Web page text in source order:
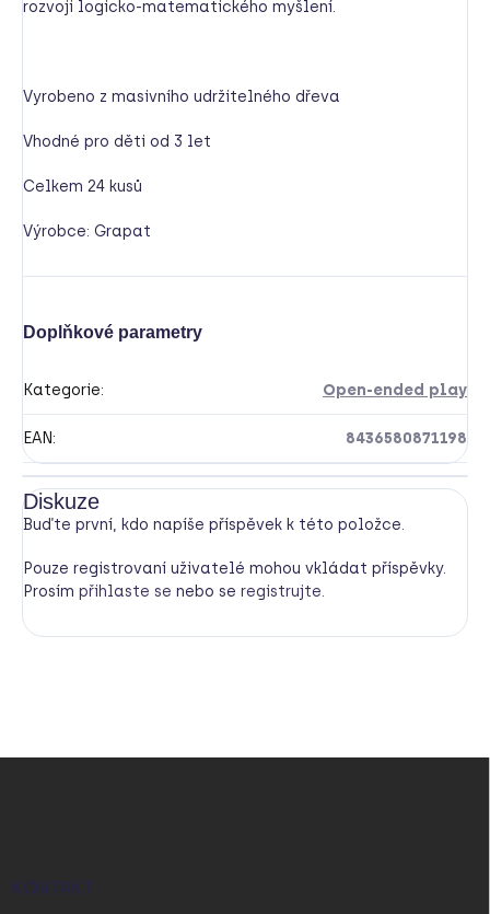
rozvoji logicko-matematického myšlení.
Vyrobeno z masivního udržitelného dřeva
Vhodné pro děti od 3 let
Celkem 24 kusů
Výrobce: Grapat
Doplňkové parametry
Kategorie: Open-ended play
EAN: 8436580871198
Diskuze
Buďte první, kdo napíše příspěvek k této položce.
Pouze registrovaní uživatelé mohou vkládat příspěvky.
Prosím přihlaste se nebo se registrujte.
KONTAKT